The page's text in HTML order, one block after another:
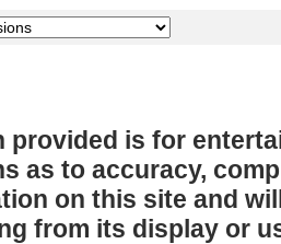
provided is for
as to accuracy,
on this site and
from its display or